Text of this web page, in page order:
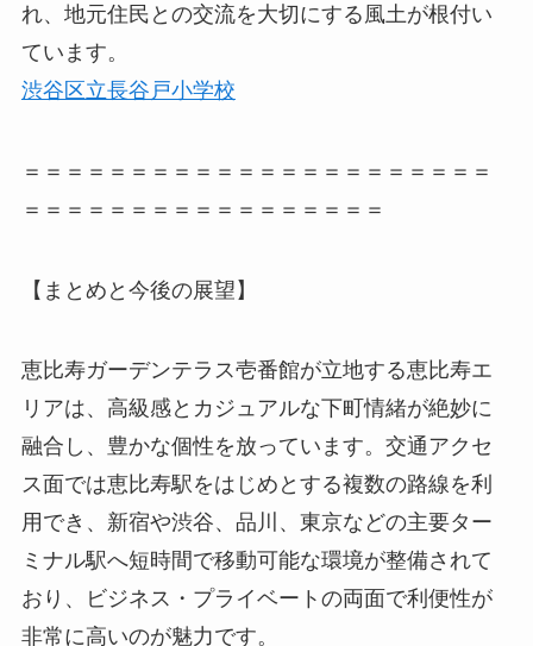
れ、地元住民との交流を大切にする風土が根付い
ています。
渋谷区立長谷戸小学校
＝＝＝＝＝＝＝＝＝＝＝＝＝＝＝＝＝＝＝＝＝＝
＝＝＝＝＝＝＝＝＝＝＝＝＝＝＝＝＝
【まとめと今後の展望】
恵比寿ガーデンテラス壱番館が立地する恵比寿エ
リアは、高級感とカジュアルな下町情緒が絶妙に
融合し、豊かな個性を放っています。交通アクセ
ス面では恵比寿駅をはじめとする複数の路線を利
用でき、新宿や渋谷、品川、東京などの主要ター
ミナル駅へ短時間で移動可能な環境が整備されて
おり、ビジネス・プライベートの両面で利便性が
非常に高いのが魅力です。